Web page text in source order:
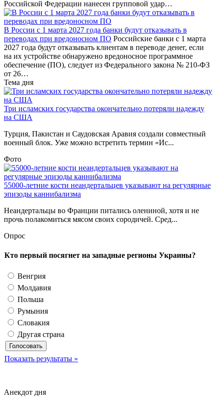
Российской Федерации нанесен групповой удар…
В России с 1 марта 2027 года банки будут отказывать в
переводах при вредоносном ПО Российские банки с 1 марта
2027 года будут отказывать клиентам в переводе денег, если
на их устройстве обнаружено вредоносное программное
обеспечение (ПО), следует из Федерального закона № 210-ФЗ
от 26…
Тема дня
Три исламских государства окончательно потеряли надежду
на США
Турция, Пакистан и Саудовская Аравия создали совместный
военный блок. Уже можно встретить термин «Ис...
Фото
55000-летние кости неандертальцев указывают на регулярные
эпизоды каннибализма
Неандертальцы во Франции питались олениной, хотя и не
прочь полакомиться мясом своих сородичей. Сред...
Опрос
Кто первый посягнет на западные регионы Украины?
Венгрия
Молдавия
Польша
Румыния
Словакия
Другая страна
Показать результаты »
Анекдот дня